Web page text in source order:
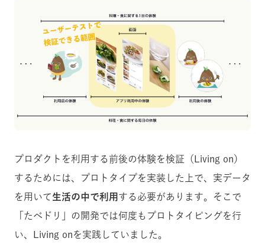
プロダクトを利用する前後の体験を検証（Living on）
するためには、プロトタイプを実装した上で、実データ
を用いて生活の中で利用 する必要があります。そこで
「たべドリ」の開発では何度もプロトタイピングを行
い、Living onを実践していました。